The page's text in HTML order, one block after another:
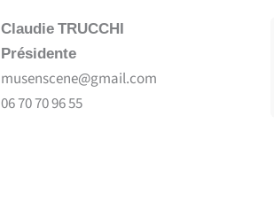
Claudie TRUCCHI
Présidente
musenscene@gmail.com
06 70 70 96 55